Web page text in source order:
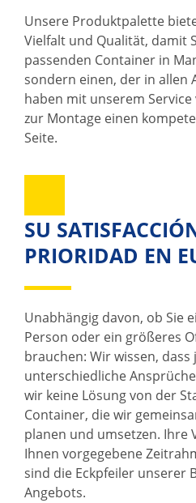
Unsere Produktpalette
Vielfalt und Qualität, damit
passenden Container in
sondern einen, der in allen
haben mit unserem
zur Montage einen
Seite.
SU
PRIORIDAD EN
Unabhängig davon, ob Sie
Person oder ein größeres
brauchen: Wir wissen, dass
unterschiedliche
wir keine Lösung von der
Container, die wir
planen und umsetzen. Ihre
Ihnen vorgegebene
sind die Eckpfeiler unserer
Angebots.